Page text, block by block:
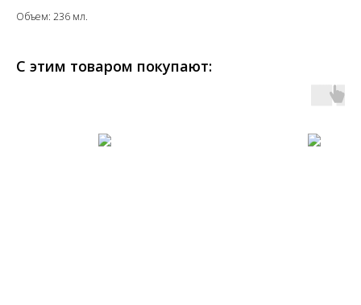
Объем: 236 мл.
С этим товаром покупают: